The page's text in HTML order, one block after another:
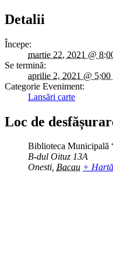
Detalii
Începe:
martie 22, 2021 @
Se termină:
aprilie 2, 2021 @ 5:00
Categorie Eveniment:
Lansări carte
Loc de
Biblioteca Municipală
B-dul Oituz 13A
Onesti, Bacau +